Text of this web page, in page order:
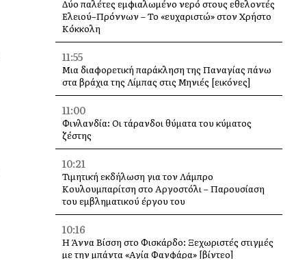
Δύο παλέτες εμφιαλωμένο νερό στους εθελοντές
Ελειού–Πρόννων – Το «ευχαριστώ» στον Χρήστο
Κόκκολη
11:55
Μια διαφορετική παράκληση της Παναγίας πάνω
στα βράχια της Λίμπας στις Μηνιές [εικόνες]
11:00
Φινλανδία: Οι τάρανδοι θύματα του κύματος
ζέστης
10:21
Τιμητική εκδήλωση για τον Λάμπρο
Κουλουμπαρίτση στο Αργοστόλι – Παρουσίαση
του εμβληματικού έργου του
10:16
Η Άννα Βίσση στο Φισκάρδο: Ξεχωριστές στιγμές
με την μπάντα «Αγία Φανφάρα» [βίντεο]